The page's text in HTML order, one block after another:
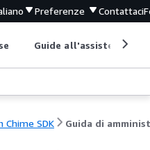
Preferenze Contattaci
Guide all'assistenza
Chime SDK